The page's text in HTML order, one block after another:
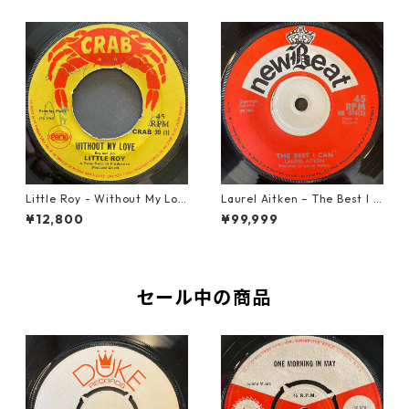
Little Roy - Without My Lov
e【7-21990】
¥12,800
Laurel Aitken ‎– The Best I C
an【7-22012】
¥99,999
セール中の商品